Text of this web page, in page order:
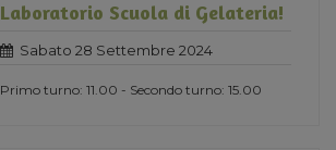
Laboratorio Scuola di Gelateria!
Sabato 28 Settembre 2024
Primo turno: 11.00 - Secondo turno: 15.00